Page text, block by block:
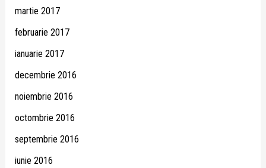
martie 2017
februarie 2017
ianuarie 2017
decembrie 2016
noiembrie 2016
octombrie 2016
septembrie 2016
iunie 2016